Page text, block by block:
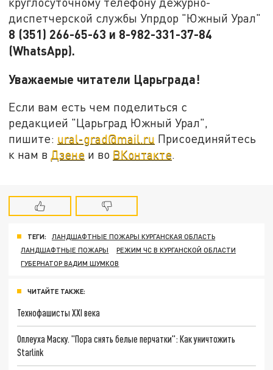
диспетчерской службы Упрдор "Южный Урал"
8 (351) 266-65-63 и 8-982-331-37-84
(WhatsApp).
Уважаемые читатели Царьграда!
Если вам есть чем поделиться с
редакцией "Царьград Южный Урал",
пишите: ural-grad@mail.ru Присоединяйтесь
к нам в Дзене и во ВКонтакте.
ТЕГИ:
ЛАНДШАФТНЫЕ ПОЖАРЫ КУРГАНСКАЯ ОБЛАСТЬ
ЛАНДШАФТНЫЕ ПОЖАРЫ
РЕЖИМ ЧС В КУРГАНСКОЙ ОБЛАСТИ
ГУБЕРНАТОР ВАДИМ ШУМКОВ
ЧИТАЙТЕ ТАКЖЕ:
Технофашисты XXI века
Оплеуха Маску. "Пора снять белые перчатки": Как уничтожить
Starlink